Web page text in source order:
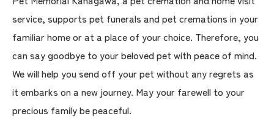
service, supports pet funerals and pet cremations in your
familiar home or at a place of your choice. Therefore, you
can say goodbye to your beloved pet with peace of mind.
We will help you send off your pet without any regrets as
it embarks on a new journey. May your farewell to your
precious family be peaceful.